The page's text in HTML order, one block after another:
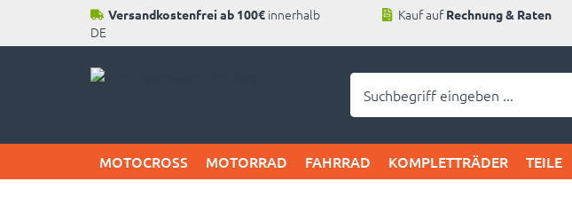
Versandkostenfrei ab 100€ innerhalb
DE
Kauf aufRechnung & Raten
MOTOCROSS MOTORRAD FAHRRAD KOMPLETTRÄDER TEILE